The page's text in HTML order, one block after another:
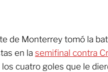
de Monterrey tomó la
en la semifinal contra
cuatro goles que le